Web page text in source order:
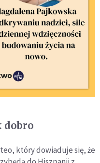
dobro
który dowiaduje się, że